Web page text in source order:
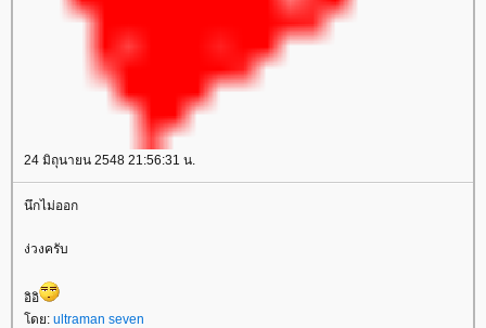
24 มิถุนายน 2548 21:56:31 น.
นึกไม่ออก
ง่วงครับ
อิอิ
ดย: ultraman seven